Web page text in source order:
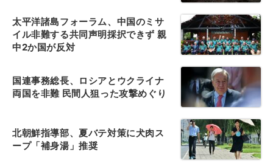
太平洋諸島フォーラム、中国のミサ
イル非難する共同声明採択できず 親
中2か国が反対
国連事務総長、ロシアとウクライナ
両国を非難 民間人狙った攻撃めぐり
北朝鮮指導部、夏バテ対策に犬肉ス
ープ「補身湯」推奨